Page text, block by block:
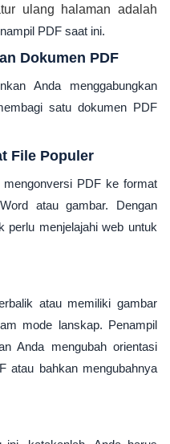
ulang halaman adalah
PDF saat ini.
Dokumen PDF
Anda menggabungkan
satu dokumen PDF
File Populer
PDF ke format
atau gambar. Dengan
perlu menjelajahi web untuk
atau memiliki gambar
mode lanskap. Penampil
Anda mengubah orientasi
atau bahkan mengubahnya